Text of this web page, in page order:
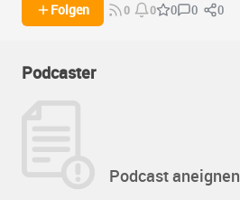
Folgen 0 0 0 0 0
Podcaster
Podcast aneignen